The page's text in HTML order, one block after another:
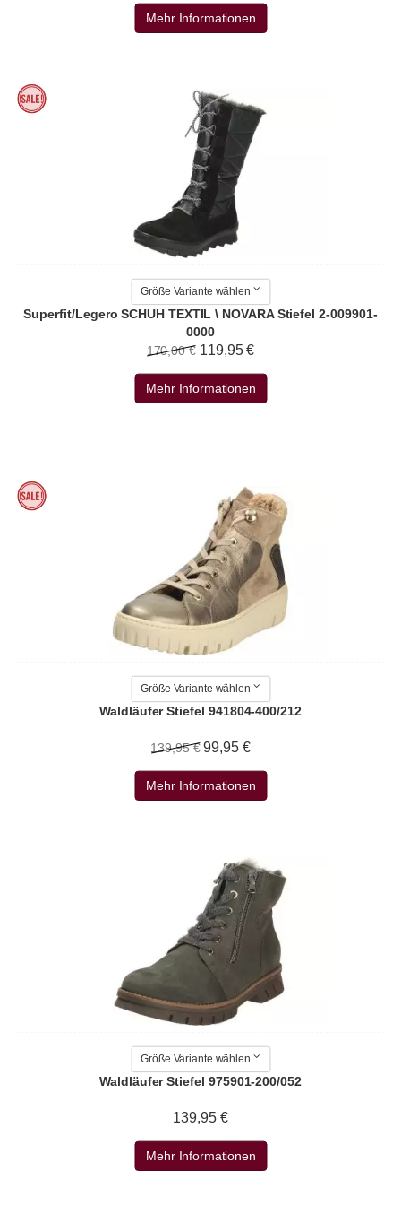
Mehr Informationen
Größe Variante wählen
Superfit/Legero SCHUH TEXTIL \ NOVARA Stiefel 2-009901-
0000
170,00 € 119,95 €
Mehr Informationen
Größe Variante wählen
Waldläufer Stiefel 941804-400/212
139,95 € 99,95 €
Mehr Informationen
Größe Variante wählen
Waldläufer Stiefel 975901-200/052
139,95 €
Mehr Informationen